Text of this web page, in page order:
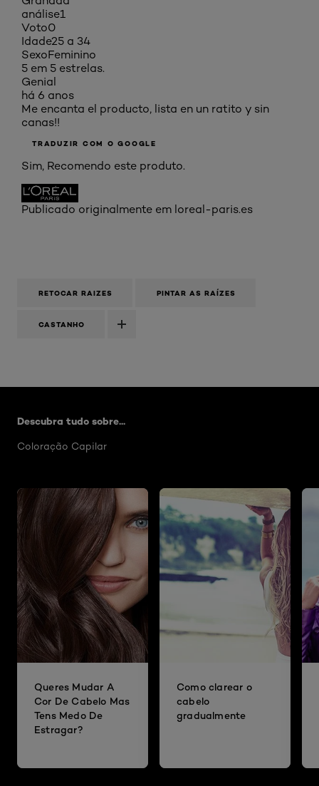
análise1
Voto0
Idade25 a 34
SexoFeminino
5 em 5 estrelas.
Genial
há 6 anos
Me encanta el producto, lista en un ratito y sin
canas!!
TRADUZIR COM O GOOGLE
Sim, Recomendo este produto.
Publicado originalmente em loreal-paris.es
RETOCAR RAIZES PINTAR AS RAÍZES
CASTANHO
Descubra tudo sobre...
Coloração Capilar
Queres Mudar A
Cor De Cabelo Mas
Tens Medo De
Estragar?
Como clarear o
cabelo
gradualmente